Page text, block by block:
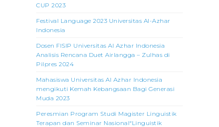
CUP 2023
Festival Language 2023 Universitas Al-Azhar
Indonesia
Dosen FISIP Universitas Al Azhar Indonesia
Analisis Rencana Duet Airlangga – Zulhas di
Pilpres 2024
Mahasiswa Universitas Al Azhar Indonesia
mengikuti Kemah Kebangsaan Bagi Generasi
Muda 2023
Peresmian Program Studi Magister Linguistik
Terapan dan Seminar Nasional“Linguistik